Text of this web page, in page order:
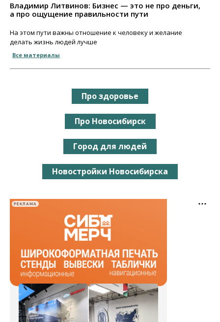
Владимир Литвинов: Бизнес — это не про деньги,
а про ощущение правильности пути
На этом пути важны отношение к человеку и желание
делать жизнь людей лучше
Все материалы
Про здоровье
Про Новосибирск
Город для людей
Новостройки Новосибирска
РЕКЛАМА